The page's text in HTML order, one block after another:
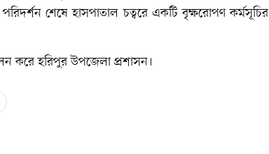
শেষে হাসপাতাল চত্বরে একটি বৃক্ষরোপণ কর্মসূচির
করে হরিপুর উপজেলা প্রশাসন।